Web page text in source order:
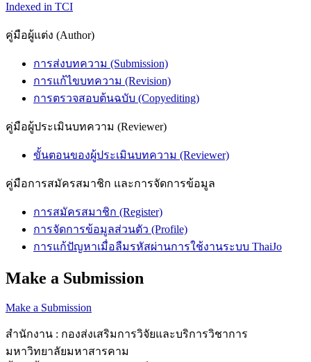
Indexed in TCI
คู่มือผู้แต่ง (Author)
การส่งบทความ (Submission)
การแก้ไขบทความ (Revision)
การตรวจสอบต้นฉบับ (Copyediting)
คู่มือผู้ประเมินบทความ (Reviewer)
ขั้นตอนของผู้ประเมินบทความ (Reviewer)
คู่มือการสมัครสมาชิก และการจัดการข้อมูล
การสมัครสมาชิก (Register)
การจัดการข้อมูลส่วนตัว (Profile)
การแก้ปัญหาเมื่อลืมรหัสผ่านการใช้งานระบบ ThaiJo
Make a Submission
Make a Submission
สำนักงาน : กองส่งเสริมการวิจัยและบริการวิชาการ
มหาวิทยาลัยมหาสารคาม